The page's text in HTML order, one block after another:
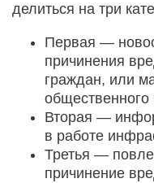
делиться на три
Первая —
причинения
граждан, или
общественного
Вторая —
в работе
Третья —
причинение